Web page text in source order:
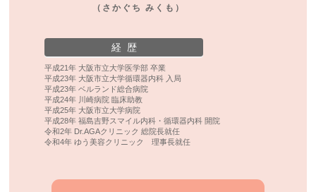
（さかぐち みくも）
経 歴
平成21年 大阪市立大学医学部 卒業
平成23年 大阪市立大学循環器内科 入局
平成23年 ベルランド総合病院
平成24年 川崎病院 臨床助教
平成25年 大阪市立大学病院
平成28年 福島吉野スマイル内科・循環器内科 開院
令和2年 Dr.AGAクリニック 総院長就任
令和4年 ゆう美容クリニック 理事長就任